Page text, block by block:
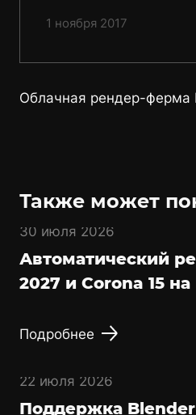
1 ноября 2017
Облачная рендер-ферма
Также может
30 июля 2026
Автоматический
2027 и Corona 15
Подробнее
22 июля 2026
Поддержка Blender